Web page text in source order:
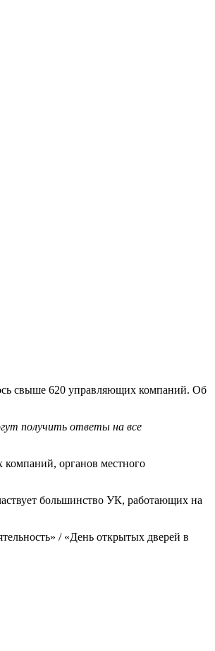
свыше 620 управляющих компаний. Об
получить ответы на все
органов местного
большинство УК, работающих на
/ «День открытых дверей в